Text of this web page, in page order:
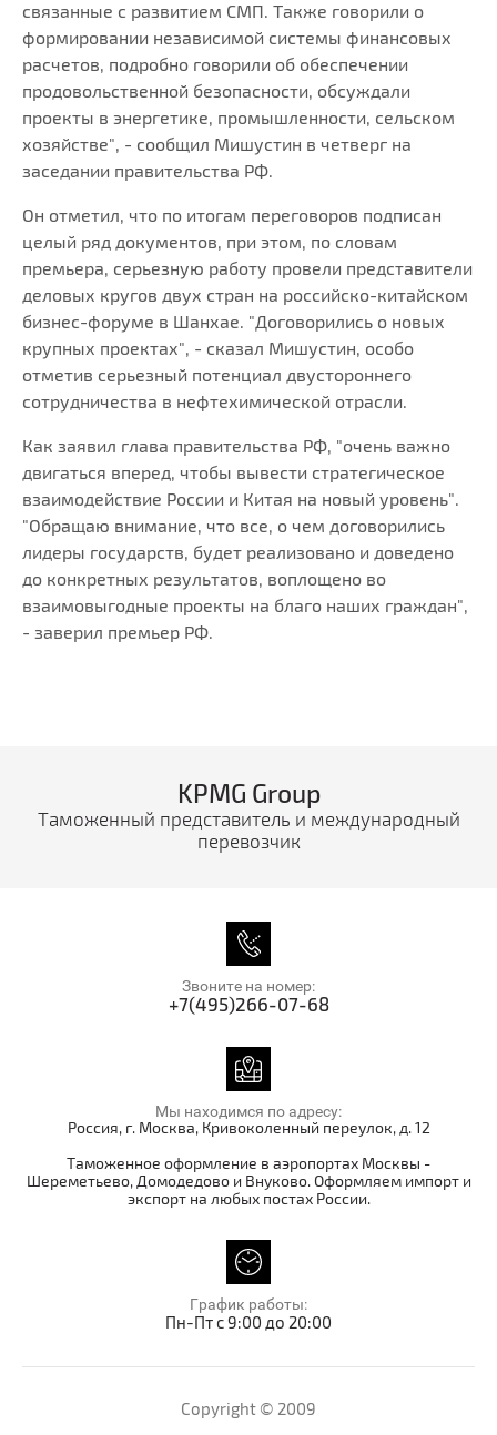
связанные с развитием СМП. Также говорили о
формировании независимой системы финансовых
расчетов, подробно говорили об обеспечении
продовольственной безопасности, обсуждали
проекты в энергетике, промышленности, сельском
хозяйстве", - сообщил Мишустин в четверг на
заседании правительства РФ.
Он отметил, что по итогам переговоров подписан
целый ряд документов, при этом, по словам
премьера, серьезную работу провели представители
деловых кругов двух стран на российско-китайском
бизнес-форуме в Шанхае. "Договорились о новых
крупных проектах", - сказал Мишустин, особо
отметив серьезный потенциал двустороннего
сотрудничества в нефтехимической отрасли.
Как заявил глава правительства РФ, "очень важно
двигаться вперед, чтобы вывести стратегическое
взаимодействие России и Китая на новый уровень".
"Обращаю внимание, что все, о чем договорились
лидеры государств, будет реализовано и доведено
до конкретных результатов, воплощено во
взаимовыгодные проекты на благо наших граждан",
- заверил премьер РФ.
KPMG Group
Таможенный представитель и международный
перевозчик
Звоните на номер:
+7(495)266-07-68
Мы находимся по адресу:
Россия, г. Москва, Кривоколенный переулок, д. 12
Таможенное оформление в аэропортах Москвы -
Шереметьево, Домодедово и Внуково. Оформляем импорт и
экспорт на любых постах России.
График работы:
Пн-Пт с 9:00 до 20:00
Copyright © 2009